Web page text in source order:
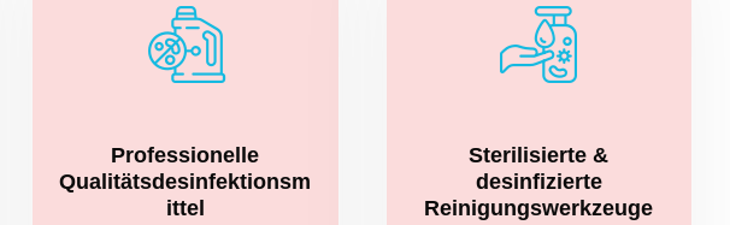
Professionelle
Qualitätsdesinfektionsm
ittel
Sterilisierte &
desinfizierte
Reinigungswerkzeuge